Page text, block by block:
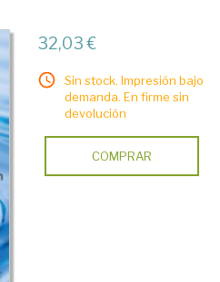
32,03 €
Sin stock. Impresión bajo
demanda. En firme sin
devolución
COMPRAR